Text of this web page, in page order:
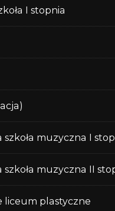
I stopnia
muzyczna I
muzyczna II
liceum plastyczne